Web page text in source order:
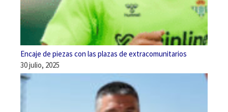
Encaje de piezas con las plazas de extracomunitarios
30 julio, 2025